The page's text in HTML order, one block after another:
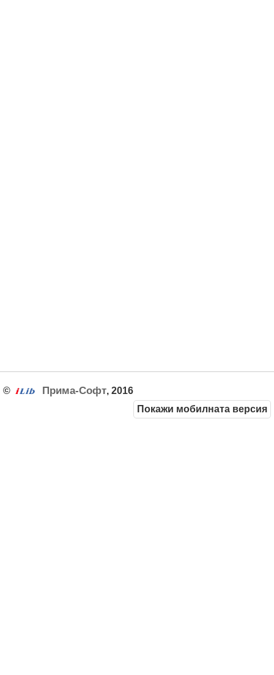
© Прима-Софт, 2016
Покажи мобилната версия